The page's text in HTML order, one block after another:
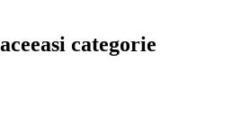
categorie